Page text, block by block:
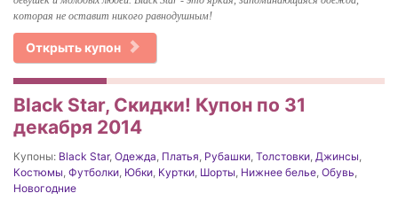
которая не оставит никого равнодушным!
Открыть купон
Black Star, Скидки! Купон по 31
декабря 2014
Купоны: Black Star, Одежда, Платья, Рубашки, Толстовки, Джинсы,
Костюмы, Футболки, Юбки, Куртки, Шорты, Нижнее белье, Обувь,
Новогодние